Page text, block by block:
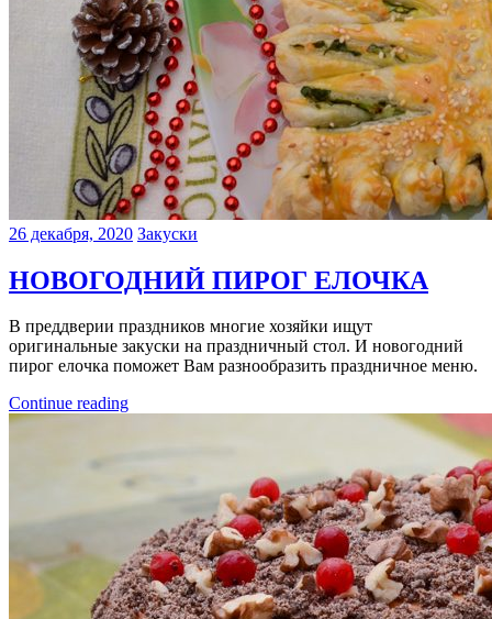
26 декабря, 2020 Закуски
НОВОГОДНИЙ ПИРОГ ЕЛОЧКА
В преддверии праздников многие хозяйки ищут
оригинальные закуски на праздничный стол. И новогодний
пирог елочка поможет Вам разнообразить праздничное меню.
Continue reading